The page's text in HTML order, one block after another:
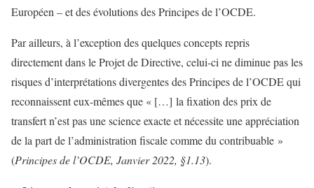
Européen – et des évolutions des Principes de l’OCDE.
Par ailleurs, à l’exception des quelques concepts repris
directement dans le Projet de Directive, celui-ci ne diminue pas les
risques d’interprétations divergentes des Principes de l’OCDE qui
reconnaissent eux-mêmes que « […] la fixation des prix de
transfert n’est pas une science exacte et nécessite une appréciation
de la part de l’administration fiscale comme du contribuable »
(Principes de l’OCDE, Janvier 2022, §1.13).